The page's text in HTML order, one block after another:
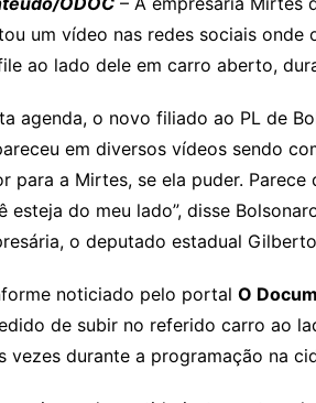
Li
n
A
p
p
a
m
dI
n
um vídeo nas redes sociais onde
ao lado dele em carro aberto,
agenda, o novo filiado ao PL de
em diversos vídeos sendo
para a Mirtes, se ela puder.
esteja do meu lado”, disse
o deputado estadual
noticiado pelo portal O
de subir no referido carro ao
vezes durante a programação na